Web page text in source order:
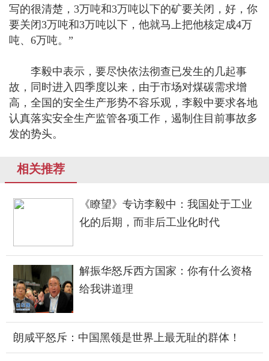
写的很清楚，3万吨和3万吨以下的矿要关闭，好，你
要关闭3万吨和3万吨以下，他就马上把他核定成4万
吨、6万吨。”
李毅中表示，要尽快依法彻查已发生的几起事
故，同时进入四季度以来，由于市场对煤碳需求增
高，全国的安全生产形势不容乐观，李毅中要求各地
认真落实安全生产监管各项工作，遏制住目前事故多
发的势头。
相关推荐
《瞭望》专访李毅中：我国处于工业
化的后期，而非后工业化时代
解振华怒斥西方国家：你有什么资格
给我讲道理
朗咸平怒斥：中国黑领是世界上最无耻的群体！